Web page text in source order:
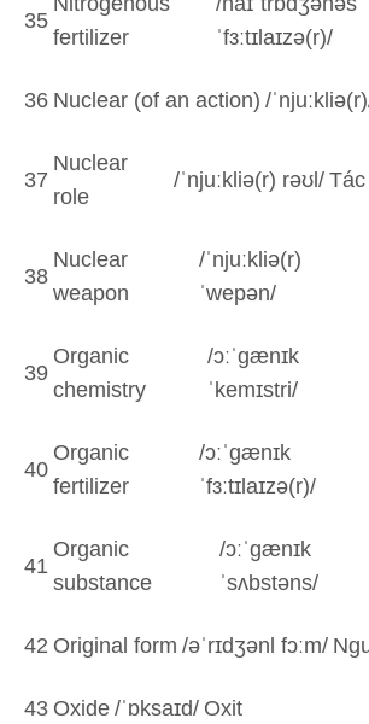
35
fertilizer
ˈfɜːtɪlaɪzə(r)/
36 Nuclear (of an action) /
37
Nuclear
role
/ˈnjuːkliə(r) rəʊl/
38
Nuclear
weapon
/ˈnjuːkliə(r)
ˈwepən/
39
Organic
chemistry
/ɔːˈɡænɪk
ˈkemɪstri/
40
Organic
fertilizer
/ɔːˈɡænɪk
ˈfɜːtɪlaɪzə(r)/
41
Organic
substance
/ɔːˈɡænɪk
ˈsʌbstəns/
42 Original form /əˈrɪdʒənl fɔːm/
43 Oxide /ˈɒksaɪd/ Oxit